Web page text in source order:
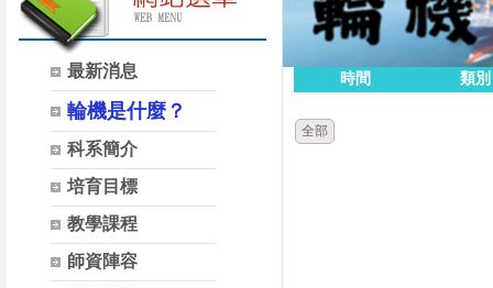
最新消息
輪機是什麼？
科系簡介
培育目標
教學課程
師資陣容
時間 類別
全部